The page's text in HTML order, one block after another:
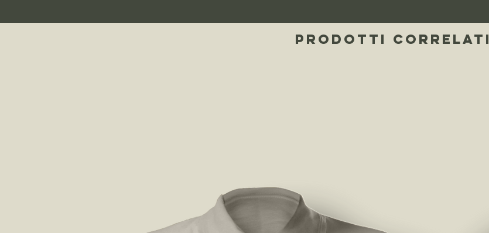
PRODOTTI CORRELATI